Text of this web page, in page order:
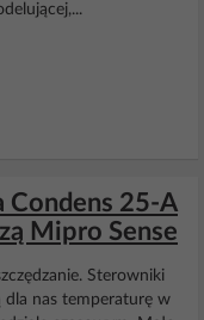
Condens 25-A
Mipro Sense
Sterowniki
dla nas temperaturę w